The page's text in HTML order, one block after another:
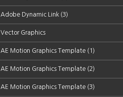
Adobe Dynamic Link (3)
Vector Graphics
AE Motion Graphics Template (1)
AE Motion Graphics Template (2)
AE Motion Graphics Template (3)